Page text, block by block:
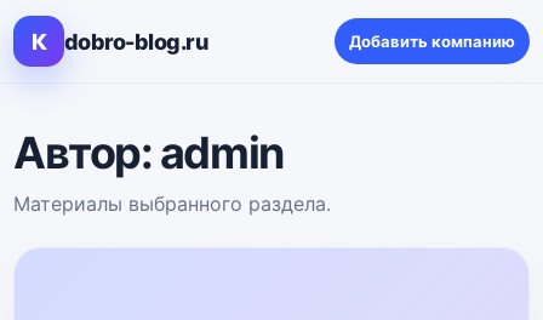
К dobro-blog.ru Добавить компанию
Автор:admin
Материалы выбранного раздела.